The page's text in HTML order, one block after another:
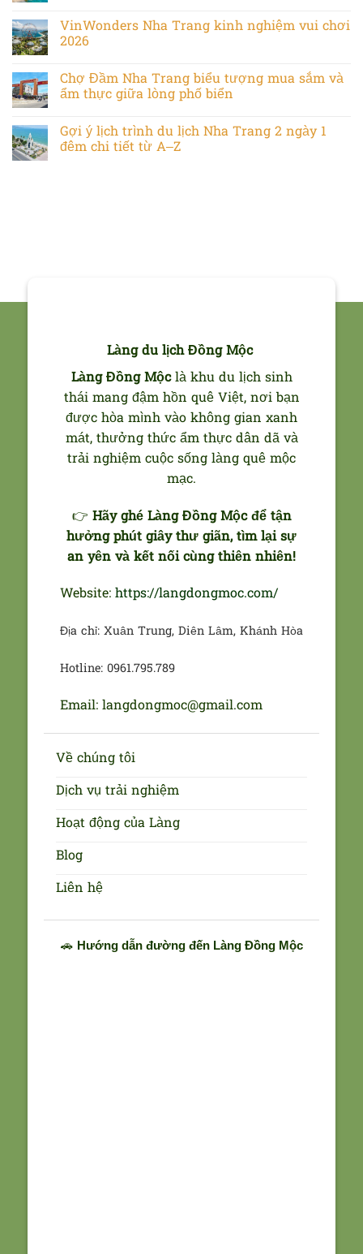
VinWonders Nha Trang kinh nghiệm vui chơi
2026
Chợ Đầm Nha Trang biểu tượng mua sắm và
ẩm thực giữa lòng phố biển
Gợi ý lịch trình du lịch Nha Trang 2 ngày 1
đêm chi tiết từ A–Z
Làng du lịch Đồng Mộc
Làng Đồng Mộclà khu du lịch sinh
thái mang đậm hồn quê Việt, nơi bạn
được hòa mình vào không gian xanh
mát, thưởng thức ẩm thực dân dã và
trải nghiệm cuộc sống làng quê mộc
mạc.
👉 Hãy ghé Làng Đồng Mộc để tận
hưởng phút giây thư giãn, tìm lại sự
an yên và kết nối cùng thiên nhiên!
Website: https://langdongmoc.com/
Địa chỉ: Xuân Trung, Diên Lâm, Khánh Hòa
Hotline: 0961.795.789
Email: langdongmoc@gmail.com
Về chúng tôi
Dịch vụ trải nghiệm
Hoạt động của Làng
Blog
Liên hệ
🚗 Hướng dẫn đường đến Làng Đồng Mộc